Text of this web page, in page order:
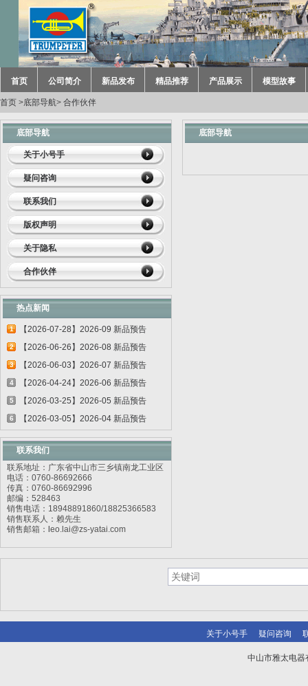
首页 公司简介 新品发布 精品推荐 产品展示 模型故事
首页 >底部导航> 合作伙伴
底部导航
关于小号手
疑问咨询
联系我们
版权声明
关于隐私
合作伙伴
热点新闻
1 【2026-07-28】2026-09 新品预告
2 【2026-06-26】2026-08 新品预告
3 【2026-06-03】2026-07 新品预告
4 【2026-04-24】2026-06 新品预告
5 【2026-03-25】2026-05 新品预告
6 【2026-03-05】2026-04 新品预告
联系我们
联系地址：广东省中山市三乡镇南龙工业区
电话：0760-86692666
传真：0760-86692996
邮编：528463
销售电话：18948891860/18825366583
销售联系人：赖先生
销售邮箱： eo.lai@zs-yatai.com
底部导航
关于小号手 疑问咨询
中山市雅太电